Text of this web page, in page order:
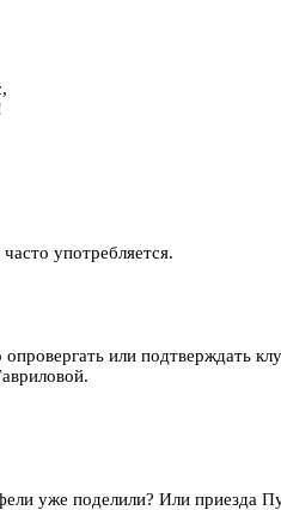
употребляется.
или подтверждать
уже поделили? Или приезда